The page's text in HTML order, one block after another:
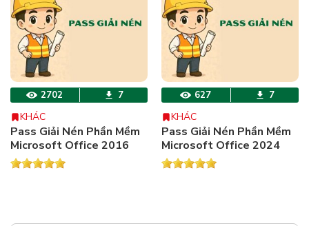
2702 7
KHÁC
Pass Giải Nén Phần Mềm
Microsoft Office 2016
627 7
KHÁC
Pass Giải Nén Phần Mềm
Microsoft Office 2024